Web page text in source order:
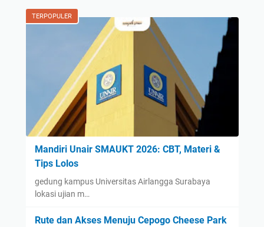
TERPOPULER
Mandiri Unair SMAUKT 2026: CBT, Materi &
Tips Lolos
gedung kampus Universitas Airlangga Surabaya
lokasi ujian m…
Rute dan Akses Menuju Cepogo Cheese Park